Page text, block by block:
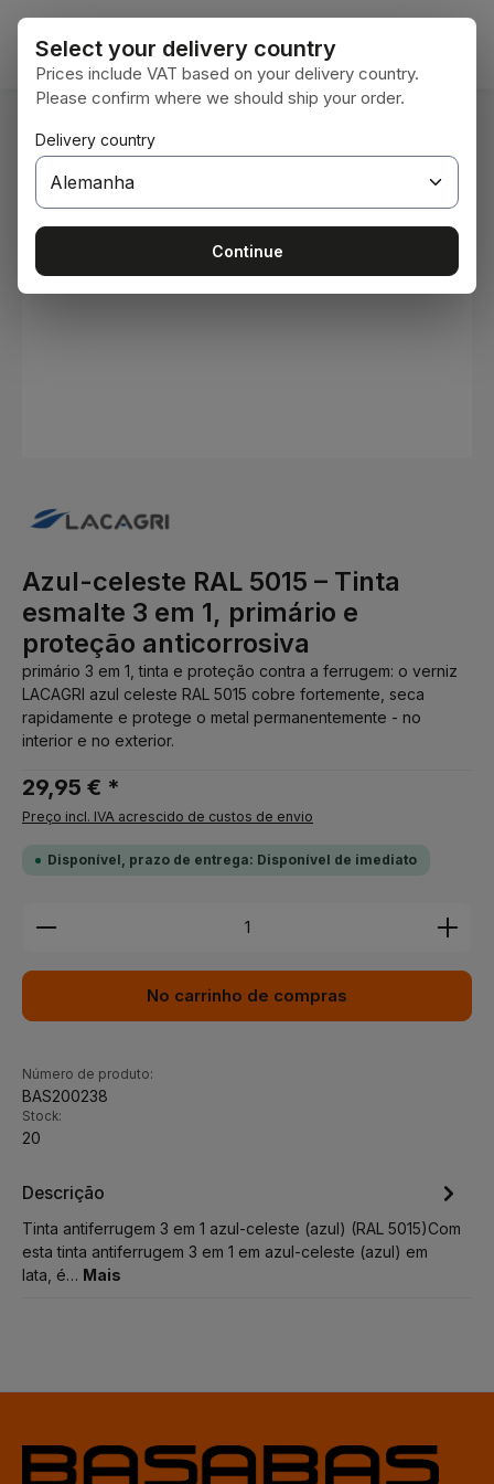
Ir para o conteúdo principal
Você está aqui: Home
Azul-celeste RAL 5015 – Tinta
esmalte 3 em 1, primário e
proteção anticorrosiva
primário 3 em 1, tinta e proteção contra a ferrugem: o verniz
LACAGRI azul celeste RAL 5015 cobre fortemente, seca
rapidamente e protege o metal permanentemente - no
interior e no exterior.
29,95 € *
Preço incl. IVA acrescido de custos de envio
Disponível, prazo de entrega: Disponível de imediato
Quantidade do Produto: Insira a quantidade
No carrinho de compras
Número de produto:
BAS200238
Stock:
20
Descrição
Tinta antiferrugem 3 em 1 azul-celeste (azul) (RAL 5015)Com
esta tinta antiferrugem 3 em 1 em azul-celeste (azul) em
lata, é… Mais
Select your delivery country
Prices include VAT based on your delivery country.
Please confirm where we should ship your order.
Delivery country
Continue